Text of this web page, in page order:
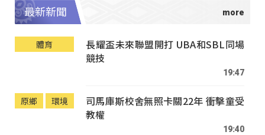
最新新聞
體育
長耀盃未來聯盟開打 UBA和SBL同場
競技
19:47
原鄉 環境
司馬庫斯校舍無照卡關22年 衝擊童受
教權
19:40